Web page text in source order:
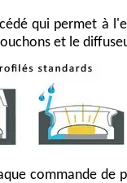
qui permet
et le
commande